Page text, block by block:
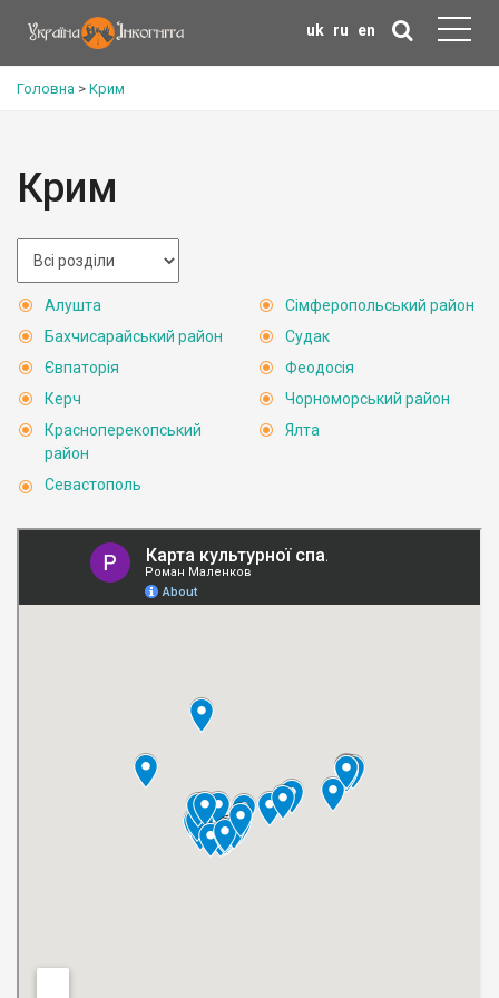
uk ru en
Головна > Крим
Крим
Алушта
Бахчисарайський район
Євпаторія
Керч
Красноперекопський
район
Севастополь
Сімферопольський район
Судак
Феодосія
Чорноморський район
Ялта